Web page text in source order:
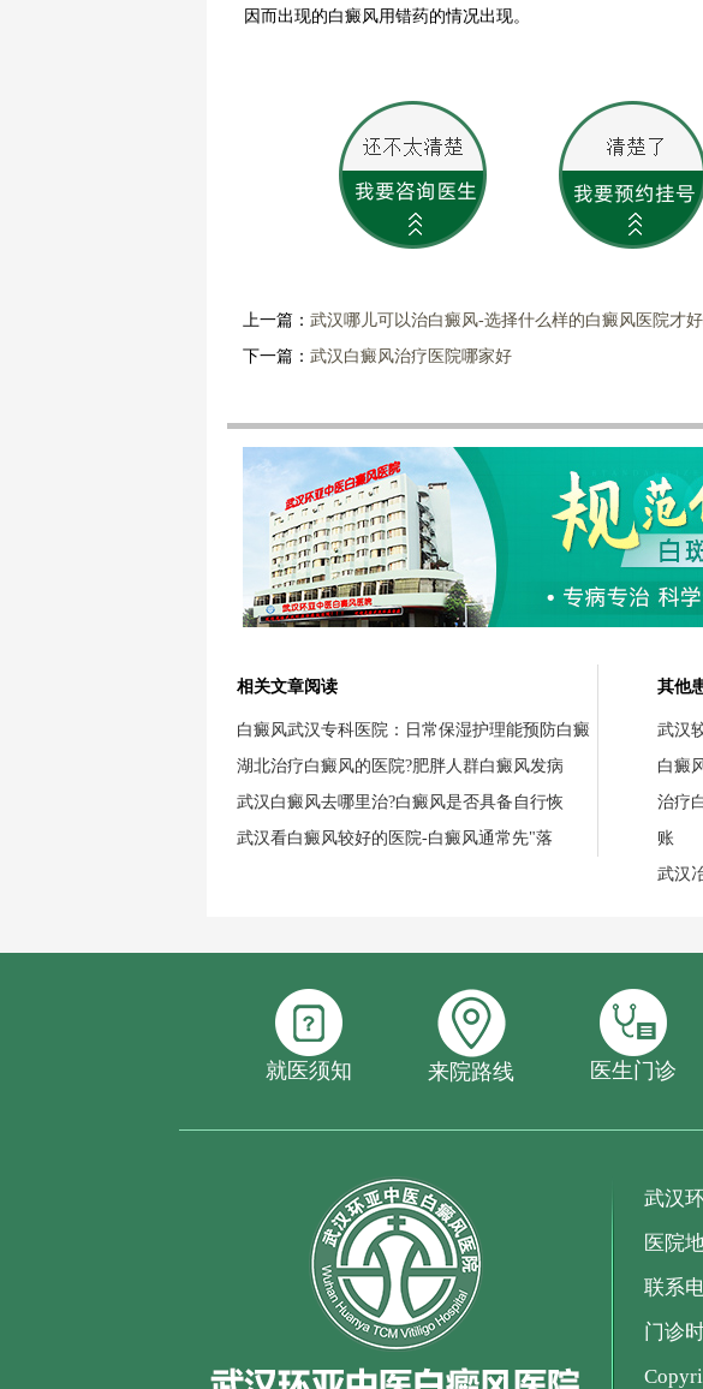
因而出现的白癜风用错药的情况出现。
上一篇： 武汉哪儿可以治白癜风-选择什么样的白癜风医院才
下一篇： 武汉白癜风治疗医院哪家好
相关文章阅读
白癜风武汉专科医院：日常保湿护理能预防白癜
湖北治疗白癜风的医院?肥胖人群白癜风发病
武汉白癜风去哪里治?白癜风是否具备自行恢
武汉看白癜风较好的医院-白癜风通常先"落
其他
武汉
白癜
治疗
账
武汉
就医须知 来院路线 医生门诊
武汉
医院
联系
门诊